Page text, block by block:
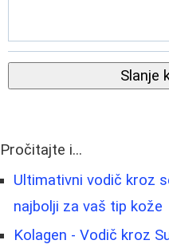
Slanje
Pročitajte i...
Ultimativni vodič kroz
najbolji za vaš tip kože
Kolagen - Vodič kroz